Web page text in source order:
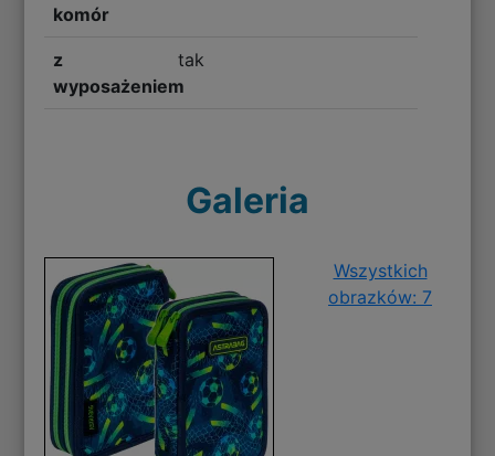
komór
z
wyposażeniem
tak
Galeria
Wszystkich
obrazków: 7